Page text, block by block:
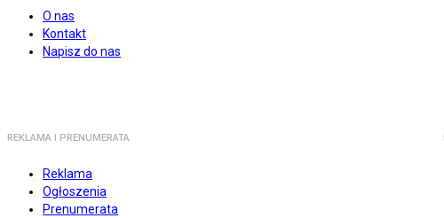
O nas
Kontakt
Napisz do nas
REKLAMA I PRENUMERATA
Reklama
Ogłoszenia
Prenumerata